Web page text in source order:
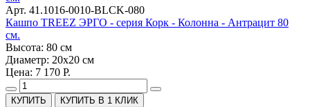
Арт. 41.1016-0010-BLCK-080
Кашпо TREEZ ЭРГО - серия Корк - Колонна - Антрацит 80
см.
Высота: 80 см
Диаметр: 20х20 см
Цена: 7 170 Р.
КУПИТЬ В 1 КЛИК